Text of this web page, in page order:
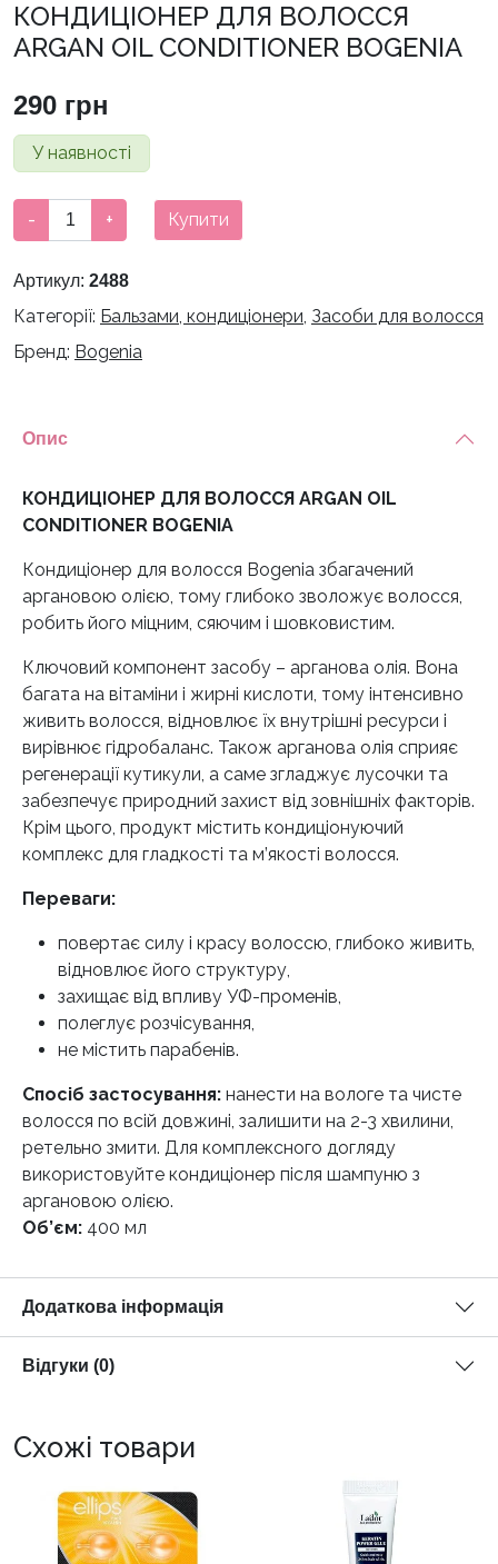
КОНДИЦІОНЕР ДЛЯ ВОЛОССЯ
ARGAN OIL CONDITIONER BOGENIA
290 грн
У наявності
КОНДИЦІОНЕР
ДЛЯ
ARGAN
OIL
CONDITIONER
- + Купити
Артикул: 2488
Категорії: Бальзами, кондиціонери, Засоби для волосся
Бренд: Bogenia
Опис
КОНДИЦІОНЕР ДЛЯ ВОЛОССЯ ARGAN OIL
CONDITIONER BOGENIA
Кондиціонер для волосся Bogenia збагачений
аргановою олією, тому глибоко зволожує волосся,
робить його міцним, сяючим і шовковистим.
Ключовий компонент засобу – арганова олія. Вона
багата на вітаміни і жирні кислоти, тому інтенсивно
живить волосся, відновлює їх внутрішні ресурси і
вирівнює гідробаланс. Також арганова олія сприяє
регенерації кутикули, а саме згладжує лусочки та
забезпечує природний захист від зовнішніх факторів.
Крім цього, продукт містить кондиціонуючий
комплекс для гладкості та м’якості волосся.
Переваги:
повертає силу і красу волоссю, глибоко живить,
відновлює його структуру,
захищає від впливу УФ-променів,
полеглує розчісування,
не містить парабенів.
Спосіб застосування: нанести на вологе та чисте
волосся по всій довжині, залишити на 2-3 хвилини,
ретельно змити. Для комплексного догляду
використовуйте кондиціонер після шампуню з
аргановою олією.
Об’єм: 400 мл
Додаткова інформація
Відгуки (0)
Схожі товари